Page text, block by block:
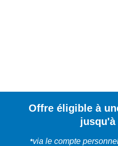
Offre éligible à
jusqu'à
*via le compte